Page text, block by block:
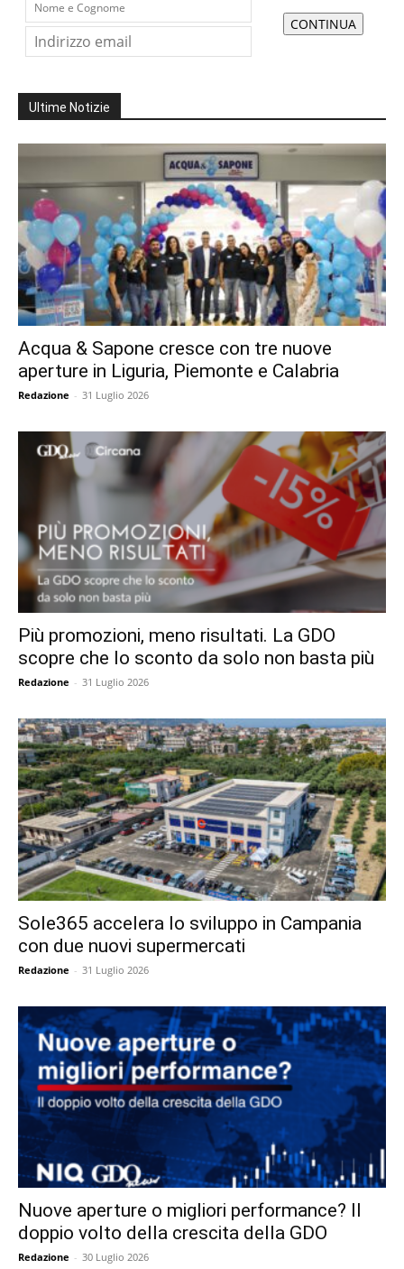
Ultime Notizie
Acqua & Sapone cresce con tre nuove
aperture in Liguria, Piemonte e Calabria
Redazione - 31 Luglio 2026
Più promozioni, meno risultati. La GDO
scopre che lo sconto da solo non basta più
Redazione - 31 Luglio 2026
Sole365 accelera lo sviluppo in Campania
con due nuovi supermercati
Redazione - 31 Luglio 2026
Nuove aperture o migliori performance? Il
doppio volto della crescita della GDO
Redazione - 30 Luglio 2026